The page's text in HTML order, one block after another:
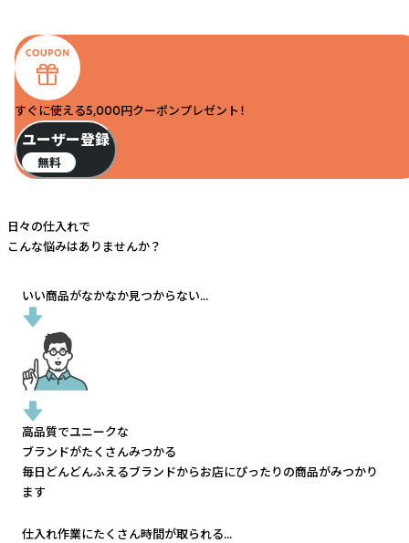
すぐに使える5,000円クーポンプレゼント！
ユーザー登録
無料
日々の仕入れで
こんな悩みはありませんか？
いい商品がなかなか見つからない...
高品質でユニークな
ブランドがたくさんみつかる
毎日どんどんふえるブランドからお店にぴったりの商品がみつかり
ます
仕入れ作業にたくさん時間が取られる...